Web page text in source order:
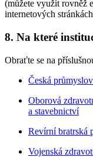
(můžete využít rovněž
internetových
8. Na které
Obraťte se na
Česká
Oborová
a stavebnictví
Revírní bratrská
Vojenská